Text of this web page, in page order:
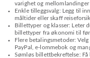
varighet og
Enkle tilleggsvalg: Legg til
måltider eller skaff
Billettyper og klasser: Leter
billettyper fra økonomi til
Flere betalingsmetoder:
PayPal, e-lommebok og
Sømløs billettbekreftelse: